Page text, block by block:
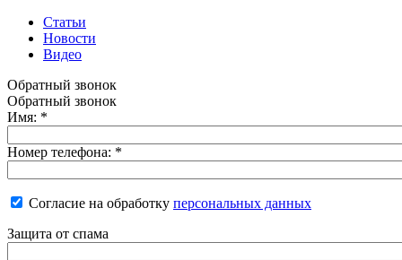
Статьи
Новости
Видео
Обратный звонок
Обратный звонок
Имя: *
Номер телефона: *
Согласие на обработку персональных данных
Защита от спама